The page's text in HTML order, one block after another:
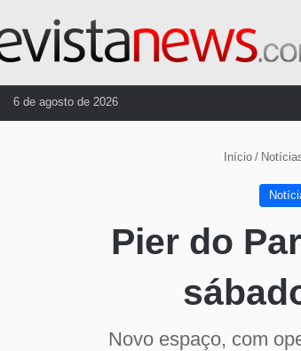
6 de agosto de 2026
Início /
Pier do
Novo espaço, com